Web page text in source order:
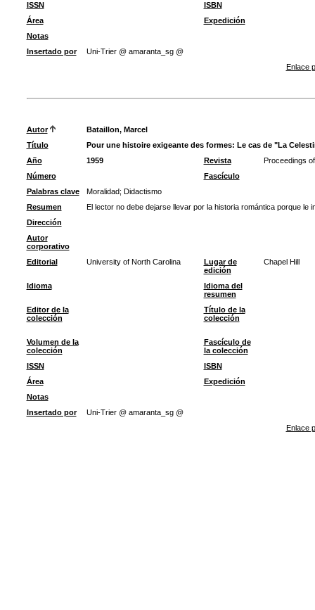
ISSN
ISBN
Área
Expedición
Notas
Insertado por
Uni-Trier @ amaranta_sg @
Enlace
Autor
Bataillon, Marcel
Título
Pour une histoire exigeante des formes: Le cas de "La
Año
1959 Revista
Proceedings
Número
Fascículo
Palabras clave
Moralidad; Didactismo
Resumen
El lector no debe dejarse llevar por la historia romántica porque
Dirección
Autor
corporativo
Editorial
University of North Carolina
Lugar de
edición
Chapel Hill
Idioma
Idioma del
resumen
Editor de la
colección
Título de la
colección
Volumen de la
colección
Fascículo de
la colección
ISSN
ISBN
Área
Expedición
Notas
Insertado por
Uni-Trier @ amaranta_sg @
Enlace